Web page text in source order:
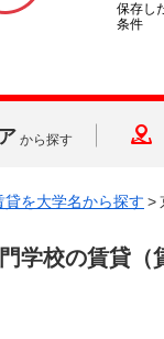
保存し
条件
から探す
貸を大学名から探す >
学校の賃貸（